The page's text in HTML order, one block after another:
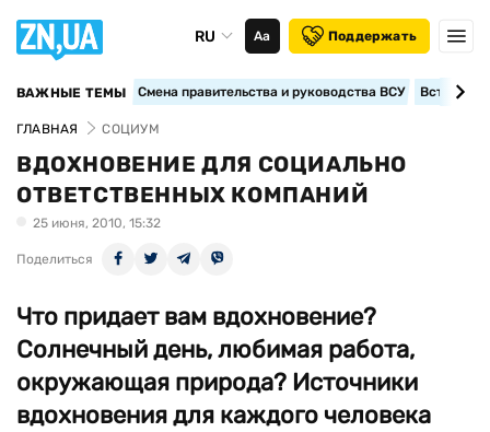
RU Аа Поддержать
ВАЖНЫЕ ТЕМЫ Смена правительства и руководства ВСУ
ГЛАВНАЯ СОЦИУМ
ВДОХНОВЕНИЕ ДЛЯ СОЦИАЛЬНО
ОТВЕТСТВЕННЫХ КОМПАНИЙ
25 июня, 2010, 15:32
Поделиться
Что придает вам вдохновение?
Солнечный день, любимая работа,
окружающая природа? Источники
вдохновения для каждого человека